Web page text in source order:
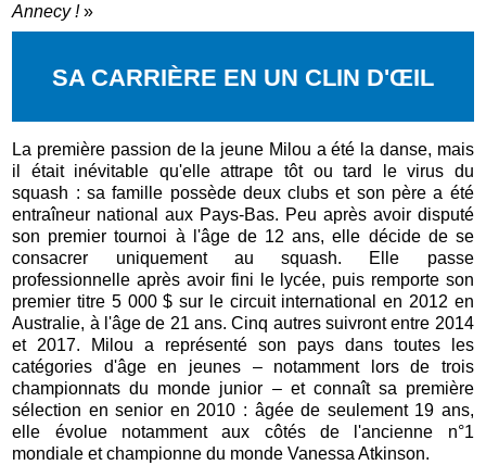
Annecy !»
SA CARRIÈRE EN UN CLIN D'ŒIL
La première passion de la jeune Milou a été la danse, mais
il était inévitable qu'elle attrape tôt ou tard le virus du
squash : sa famille possède deux clubs et son père a été
entraîneur national aux Pays-Bas. Peu après avoir disputé
son premier tournoi à l'âge de 12 ans, elle décide de se
consacrer uniquement au squash. Elle passe
professionnelle après avoir fini le lycée, puis remporte son
premier titre 5 000 $ sur le circuit international en 2012 en
Australie, à l'âge de 21 ans. Cinq autres suivront entre 2014
et 2017. Milou a représenté son pays dans toutes les
catégories d'âge en jeunes – notamment lors de trois
championnats du monde junior – et connaît sa première
sélection en senior en 2010 : âgée de seulement 19 ans,
elle évolue notamment aux côtés de l'ancienne n°1
mondiale et championne du monde Vanessa Atkinson.